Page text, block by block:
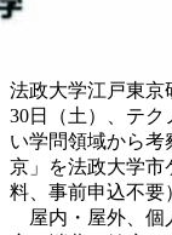
法政大学江戸東京
30日（土）、テ
い学問領域から考
京」を法政大学市
料、事前申込不要
屋内・屋外、個